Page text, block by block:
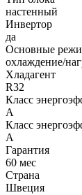
настенный
Инвертор
да
Основные
охлаждение/
Хладагент
R32
Класс
A
Класс
A
Гарантия
60 мес
Страна
Швеция